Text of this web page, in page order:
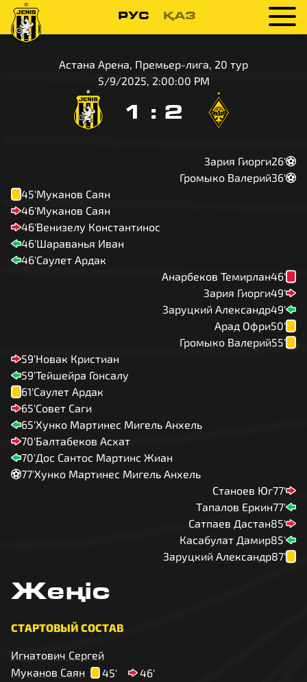
РУС ҚАЗ
Астана Арена, Премьер-лига, 20 тур
5/9/2025, 2:00:00 PM
1 : 2
26'
Зария Гиорги
36'
Громыко Валерий
45'Муканов Саян
46'Муканов Саян
46'Венизелу Константинос
46'Шараванья Иван
46'Саулет Ардак
46'
Анарбеков Темирлан
49'
Зария Гиорги
49'
Заруцкий Александр
50'
Арад Офри
55'
Громыко Валерий
59'Новак Кристиан
59'Тейшейра Гонсалу
61'Саулет Ардак
65'Совет Саги
65'Хунко Мартинес Мигель Анхель
70'Балтабеков Асхат
70'Дос Сантос Мартинс Жиан
77'Хунко Мартинес Мигель Анхель
77'
Станоев Юг
77'
Тапалов Еркин
85'
Сатпаев Дастан
85'
Касабулат Дамир
87'
Заруцкий Александр
Жеңіс
СТАРТОВЫЙ СОСТАВ
Игнатович Сергей
Муканов Саян
45'
46'